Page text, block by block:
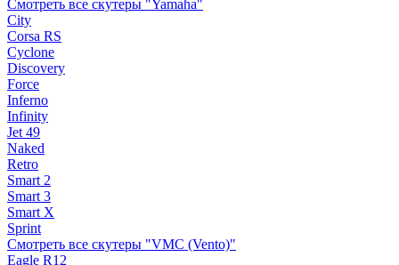
Смотреть все скутеры "Yamaha"
City
Corsa RS
Cyclone
Discovery
Force
Inferno
Infinity
Jet 49
Naked
Retro
Smart 2
Smart 3
Smart X
Sprint
Смотреть все скутеры "VMC (Vento)"
Eagle R12